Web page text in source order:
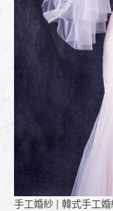
手工婚紗 | 韓式手工